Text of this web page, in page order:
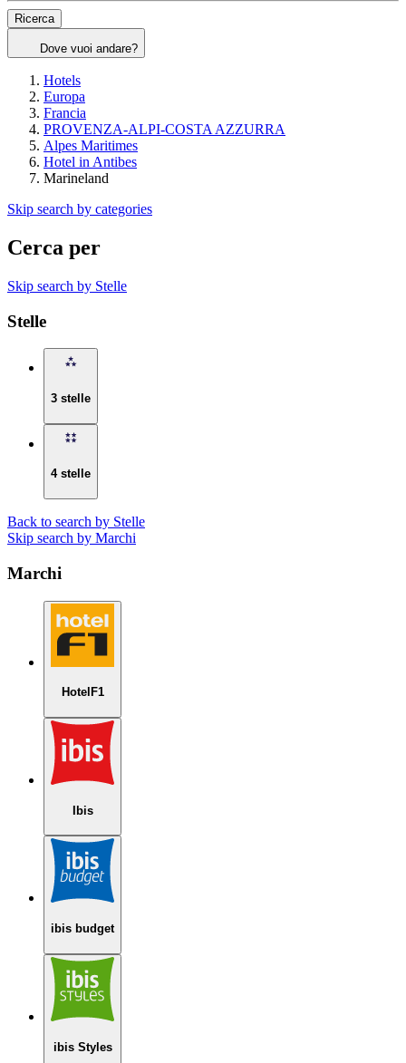
Ricerca
Dove vuoi andare?
Hotels
Europa
Francia
PROVENZA-ALPI-COSTA AZZURRA
Alpes Maritimes
Hotel in Antibes
Marineland
Skip search by categories
Cerca per
Skip search by Stelle
Stelle
3 stelle
4 stelle
Back to search by Stelle
Skip search by Marchi
Marchi
HotelF1
Ibis
ibis budget
ibis Styles